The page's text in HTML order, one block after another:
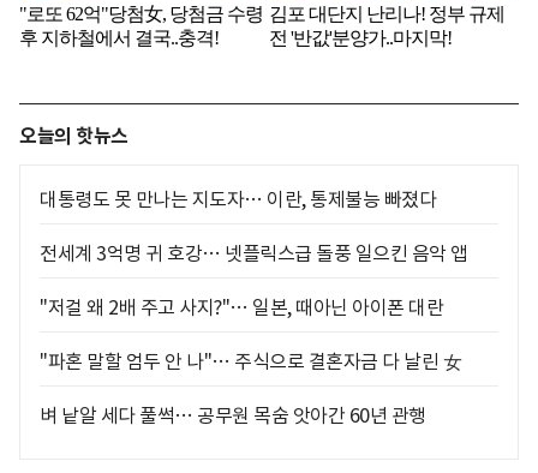
오늘의 핫뉴스
대통령도 못 만나는 지도자… 이란, 통제불능 빠졌다
전세계 3억명 귀 호강… 넷플릭스급 돌풍 일으킨 음악 앱
"저걸 왜 2배 주고 사지?"… 일본, 때아닌 아이폰 대란
"파혼 말할 엄두 안 나"… 주식으로 결혼자금 다 날린 女
벼 낱알 세다 풀썩… 공무원 목숨 앗아간 60년 관행